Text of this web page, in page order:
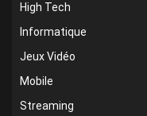
High Tech
Informatique
Jeux Vidéo
Mobile
Streaming